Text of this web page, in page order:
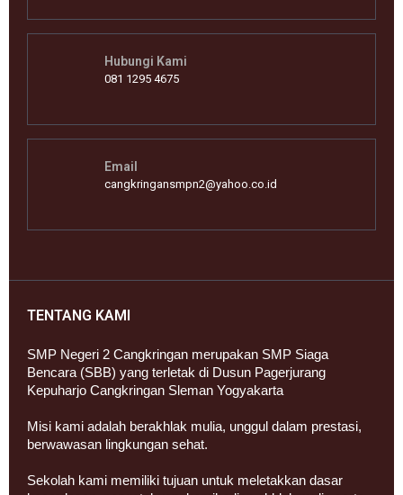
Hubungi Kami
081 1295 4675
Email
cangkringansmpn2@yahoo.co.id
TENTANG KAMI
SMP Negeri 2 Cangkringan merupakan SMP Siaga
Bencara (SBB) yang terletak di Dusun Pagerjurang
Kepuharjo Cangkringan Sleman Yogyakarta
Misi kami adalah berakhlak mulia, unggul dalam prestasi,
berwawasan lingkungan sehat.
Sekolah kami memiliki tujuan untuk meletakkan dasar